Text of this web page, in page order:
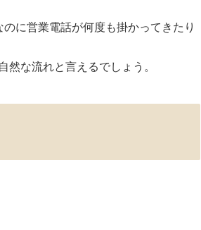
に営業電話が何度も掛かってきたり
な流れと言えるでしょう。